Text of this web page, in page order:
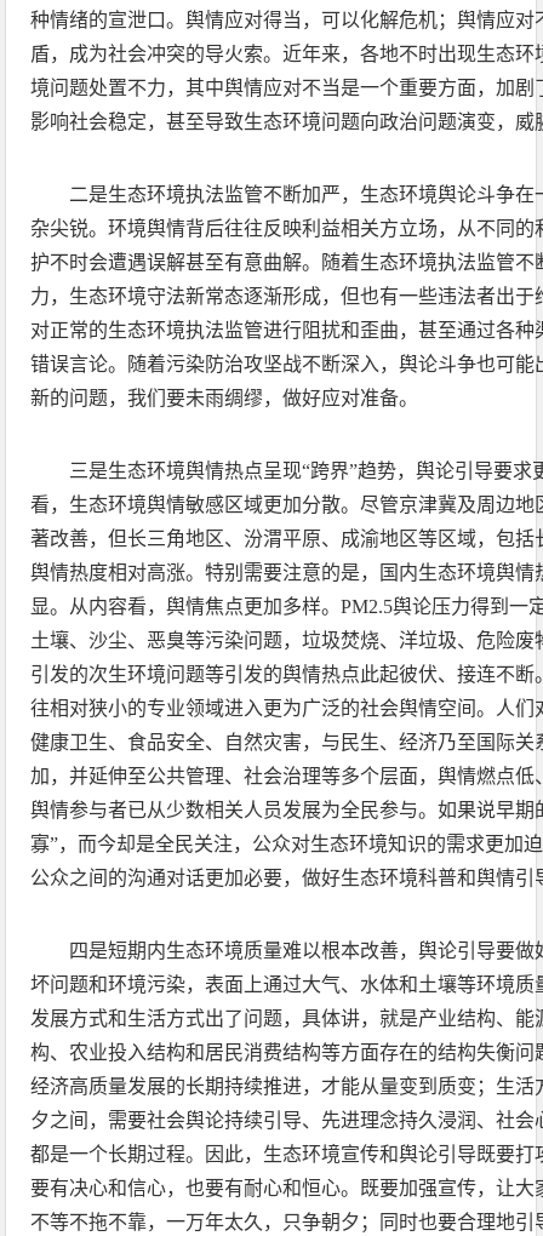
种情绪的宣泄口。舆情应对得当，可以化解危机；舆情应
盾，成为社会冲突的导火索。近年来，各地不时出现生态环
境问题处置不力，其中舆情应对不当是一个重要方面，加
影响社会稳定，甚至导致生态环境问题向政治问题演变，威
二是生态环境执法监管不断加严，生态环境舆论斗争
杂尖锐。环境舆情背后往往反映利益相关方立场，从不同
护不时会遭遇误解甚至有意曲解。随着生态环境执法监管
力，生态环境守法新常态逐渐形成，但也有一些违法者出
对正常的生态环境执法监管进行阻扰和歪曲，甚至通过各种
错误言论。随着污染防治攻坚战不断深入，舆论斗争也可
新的问题，我们要未雨绸缪，做好应对准备。
三是生态环境舆情热点呈现“跨界”趋势，舆论引导要求
看，生态环境舆情敏感区域更加分散。尽管京津冀及周边
著改善，但长三角地区、汾渭平原、成渝地区等区域，包
舆情热度相对高涨。特别需要注意的是，国内生态环境舆
显。从内容看，舆情焦点更加多样。PM2.5舆论压力得到一
土壤、沙尘、恶臭等污染问题，垃圾焚烧、洋垃圾、危险
引发的次生环境问题等引发的舆情热点此起彼伏、接连不
往相对狭小的专业领域进入更为广泛的社会舆情空间。人
健康卫生、食品安全、自然灾害，与民生、经济乃至国际
加，并延伸至公共管理、社会治理等多个层面，舆情燃点
舆情参与者已从少数相关人员发展为全民参与。如果说早期
寡”，而今却是全民关注，公众对生态环境知识的需求更加
公众之间的沟通对话更加必要，做好生态环境科普和舆情
四是短期内生态环境质量难以根本改善，舆论引导要
坏问题和环境污染，表面上通过大气、水体和土壤等环境
发展方式和生活方式出了问题，具体讲，就是产业结构、
构、农业投入结构和居民消费结构等方面存在的结构失衡
经济高质量发展的长期持续推进，才能从量变到质变；生
夕之间，需要社会舆论持续引导、先进理念持久浸润、社
都是一个长期过程。因此，生态环境宣传和舆论引导既要
要有决心和信心，也要有耐心和恒心。既要加强宣传，让
不等不拖不靠，一万年太久，只争朝夕；同时也要合理地